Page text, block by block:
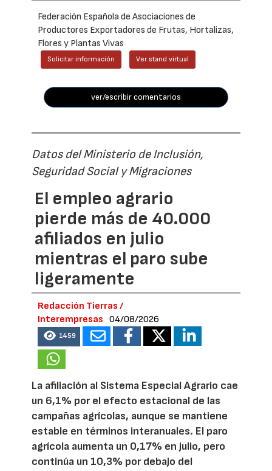
Federación Española de Asociaciones de
Productores Exportadores de Frutas, Hortalizas,
Flores y Plantas Vivas
Solicitar información Ver stand virtual
ver/escribir comentarios
Datos del Ministerio de Inclusión,
Seguridad Social y Migraciones
El empleo agrario
pierde más de 40.000
afiliados en julio
mientras el paro sube
ligeramente
Redacción Tierras /
Interempresas
04/08/2026
1459
La afiliación al Sistema Especial Agrario cae
un 6,1% por el efecto estacional de las
campañas agrícolas, aunque se mantiene
estable en términos interanuales. El paro
agrícola aumenta un 0,17% en julio, pero
continúa un 10,3% por debajo del